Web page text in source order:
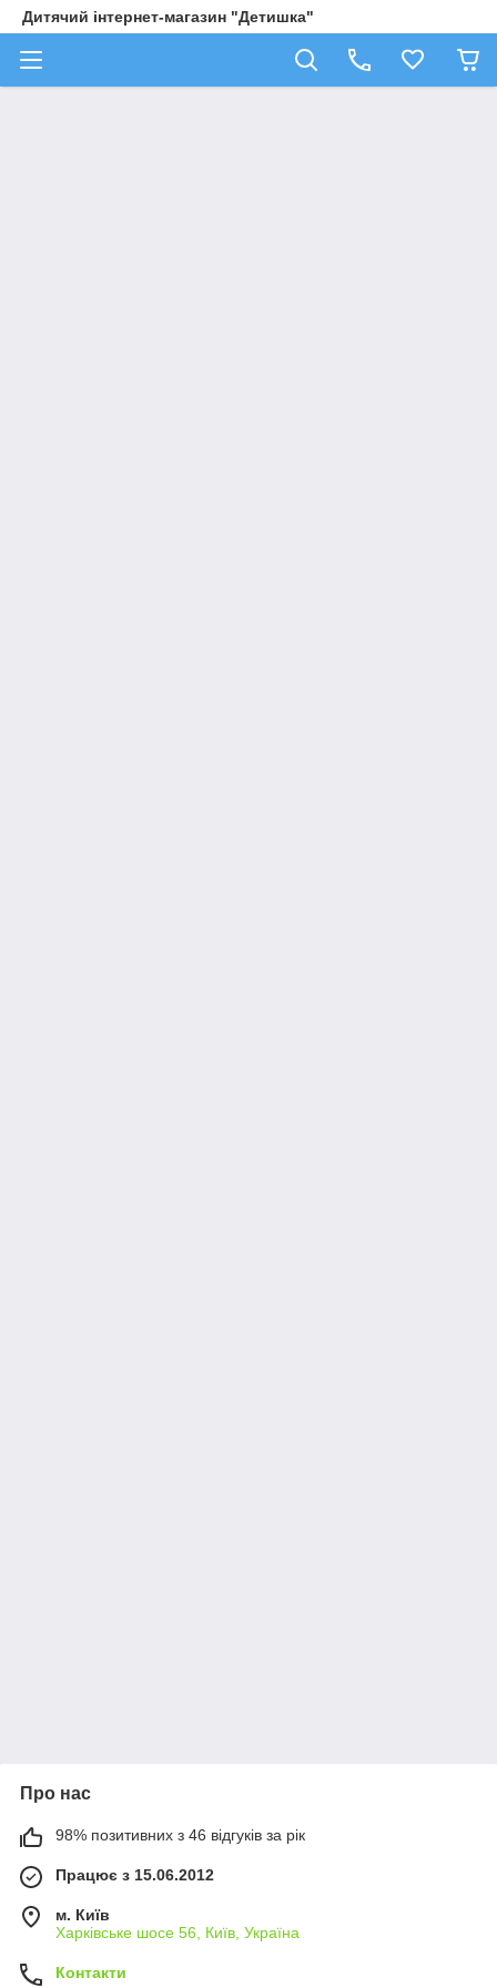
Дитячий інтернет-магазин "Детишка"
Про нас
98% позитивних з 46 відгуків за рік
Працює з 15.06.2012
м. Київ
Харківське шосе 56, Київ, Україна
Контакти